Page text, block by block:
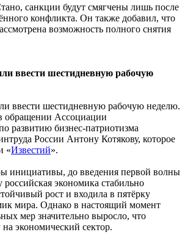
санкции будут смягчены лишь после
конфликта. Он также добавил, что
возможность полного снятия
ввести шестидневную рабочую
ввести шестидневную рабочую неделю.
обращении Ассоциации
развитию бизнес-патриотизма
России Антону Котякову, которое
«Известий».
инициативы, до введения первой волны
экономика стабильно
рост и входила в пятёрку
мира. Однако в настоящий момент
мер значительно выросло, что
экономический сектор.